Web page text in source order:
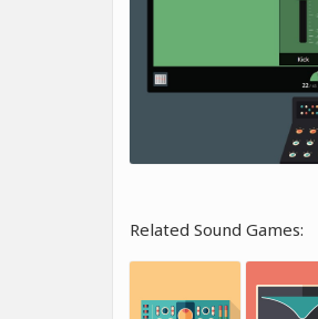
Related Sound Games: